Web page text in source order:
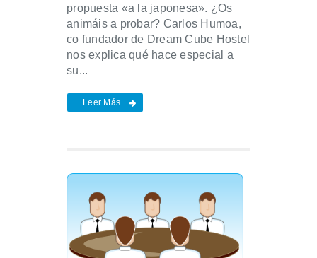
propuesta «a la japonesa». ¿Os
animáis a probar? Carlos Humoa,
co fundador de Dream Cube Hostel
nos explica qué hace especial a
su...
Leer Más